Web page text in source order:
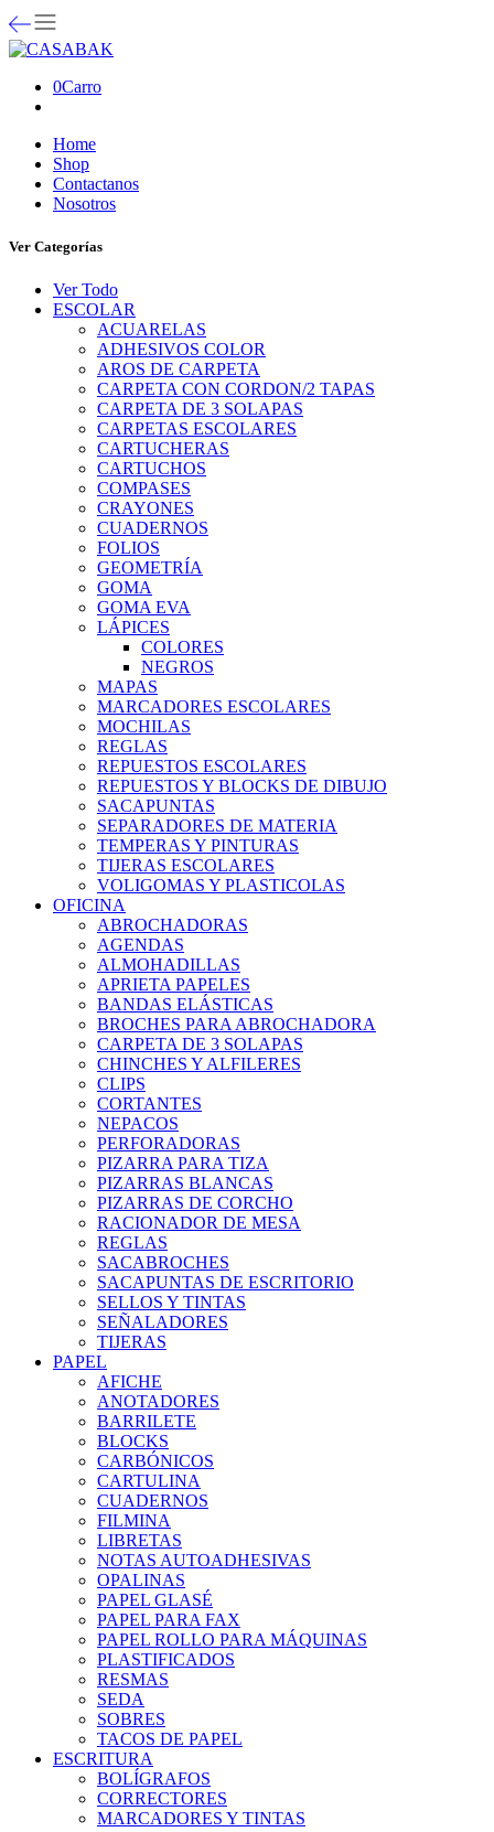
0Carro
Home
Shop
Contactanos
Nosotros
Ver Categorías
Ver Todo
ESCOLAR
ACUARELAS
ADHESIVOS COLOR
AROS DE CARPETA
CARPETA CON CORDON/2 TAPAS
CARPETA DE 3 SOLAPAS
CARPETAS ESCOLARES
CARTUCHERAS
CARTUCHOS
COMPASES
CRAYONES
CUADERNOS
FOLIOS
GEOMETRÍA
GOMA
GOMA EVA
LÁPICES
COLORES
NEGROS
MAPAS
MARCADORES ESCOLARES
MOCHILAS
REGLAS
REPUESTOS ESCOLARES
REPUESTOS Y BLOCKS DE DIBUJO
SACAPUNTAS
SEPARADORES DE MATERIA
TEMPERAS Y PINTURAS
TIJERAS ESCOLARES
VOLIGOMAS Y PLASTICOLAS
OFICINA
ABROCHADORAS
AGENDAS
ALMOHADILLAS
APRIETA PAPELES
BANDAS ELÁSTICAS
BROCHES PARA ABROCHADORA
CARPETA DE 3 SOLAPAS
CHINCHES Y ALFILERES
CLIPS
CORTANTES
NEPACOS
PERFORADORAS
PIZARRA PARA TIZA
PIZARRAS BLANCAS
PIZARRAS DE CORCHO
RACIONADOR DE MESA
REGLAS
SACABROCHES
SACAPUNTAS DE ESCRITORIO
SELLOS Y TINTAS
SEÑALADORES
TIJERAS
PAPEL
AFICHE
ANOTADORES
BARRILETE
BLOCKS
CARBÓNICOS
CARTULINA
CUADERNOS
FILMINA
LIBRETAS
NOTAS AUTOADHESIVAS
OPALINAS
PAPEL GLASÉ
PAPEL PARA FAX
PAPEL ROLLO PARA MÁQUINAS
PLASTIFICADOS
RESMAS
SEDA
SOBRES
TACOS DE PAPEL
ESCRITURA
BOLÍGRAFOS
CORRECTORES
MARCADORES Y TINTAS